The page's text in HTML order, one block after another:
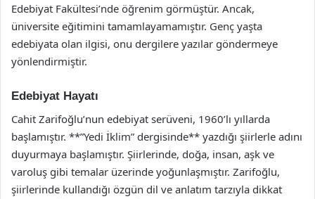
Edebiyat Fakültesi’nde öğrenim görmüştür. Ancak,
üniversite eğitimini tamamlayamamıştır. Genç yaşta
edebiyata olan ilgisi, onu dergilere yazılar göndermeye
yönlendirmiştir.
Edebiyat Hayatı
Cahit Zarifoğlu’nun edebiyat serüveni, 1960’lı yıllarda
başlamıştır. **”Yedi İklim” dergisinde** yazdığı şiirlerle adını
duyurmaya başlamıştır. Şiirlerinde, doğa, insan, aşk ve
varoluş gibi temalar üzerinde yoğunlaşmıştır. Zarifoğlu,
şiirlerinde kullandığı özgün dil ve anlatım tarzıyla dikkat